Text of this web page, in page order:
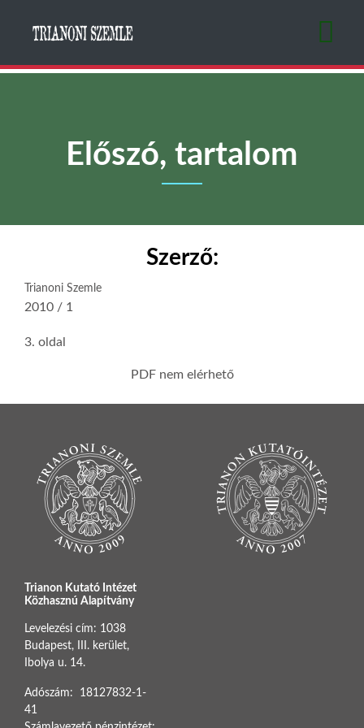
Előszó, tartalom
Szerző:
Trianoni Szemle
2010 / 1
3. oldal
PDF nem elérhető
Trianon Kutató Intézet
Közhasznú Alapítvány
Levelezési cím: 1038
Budapest, III. kerület,
Ibolya u. 14.
Adószám: 18127832-1-
41